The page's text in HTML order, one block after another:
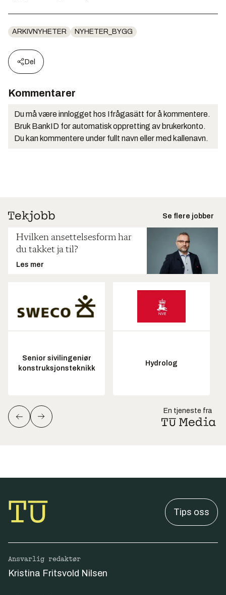
ARKIVNYHETER NYHETER_BYGG
Del
Kommentarer
Du må være innlogget hos Ifrågasätt for å kommentere.
Bruk BankID for automatisk oppretting av brukerkonto.
Du kan kommentere under fullt navn eller med kallenavn.
Se flere jobber
Hvilken ansettelsesform har
du takket ja til?
Les mer
Senior sivilingeniør
konstruksjonsteknikk
Hydrolog
En tjeneste fra
Tips oss
Ansvarlig redaktør
Kristina Fritsvold Nilsen